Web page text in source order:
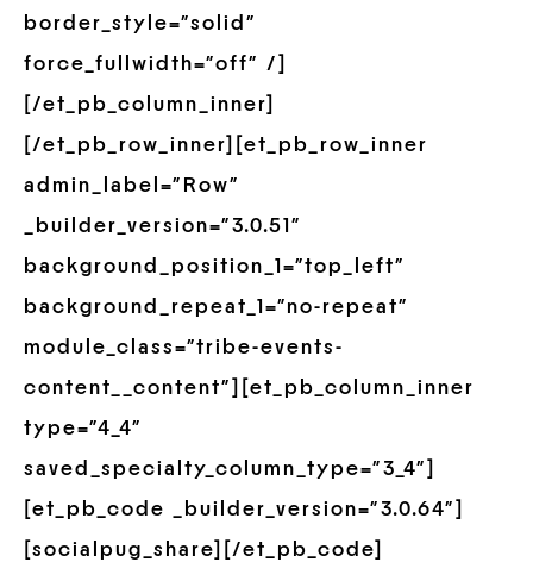
border_style=”solid”
force_fullwidth=”off” /]
[/et_pb_column_inner]
[/et_pb_row_inner][et_pb_row_inner
admin_label=”Row”
_builder_version=”3.0.51″
background_position_1=”top_left”
background_repeat_1=”no-repeat”
module_class=”tribe-events-
content__content”][et_pb_column_inner
type=”4_4″
saved_specialty_column_type=”3_4″]
[et_pb_code _builder_version=”3.0.64″]
[socialpug_share][/et_pb_code]